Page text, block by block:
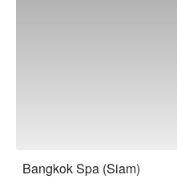
Bangkok Spa (Siam)